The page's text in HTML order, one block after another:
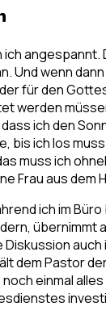
ich angespannt.
Und wenn
für den
werden
ich den
bis ich los
muss ich
Frau aus dem
ich im
übernimmt
auch
dem Pastor
einmal